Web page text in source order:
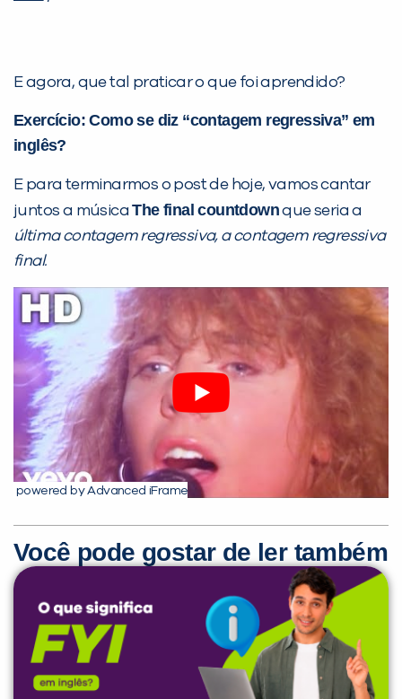
E agora, que tal praticar o que foi aprendido?
Exercício: Como se diz “contagem regressiva” em
inglês?
E para terminarmos o post de hoje, vamos cantar
juntos a músicaThe final countdownque seria a
última contagem regressiva, a contagem regressiva
final.
powered by Advanced iFrame
Você pode gostar de ler também